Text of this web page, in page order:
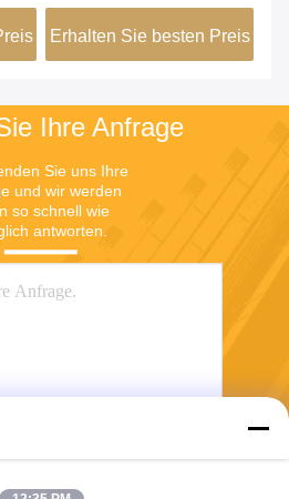
Erhalten Sie besten Preis
Ihre Anfrage
Sie uns Ihre
und wir werden
so schnell wie
antworten.